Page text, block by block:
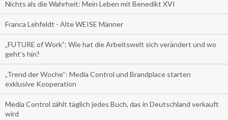
Nichts als die Wahrheit: Mein Leben mit Benedikt XVI
Franca Lehfeldt - Alte WEISE Männer
„FUTURE of Work”: Wie hat die Arbeitswelt sich verändert und wo
geht’s hin?
„Trend der Woche“: Media Control und Brandplace starten
exklusive Kooperation
Media Control zählt täglich jedes Buch, das in Deutschland verkauft
wird